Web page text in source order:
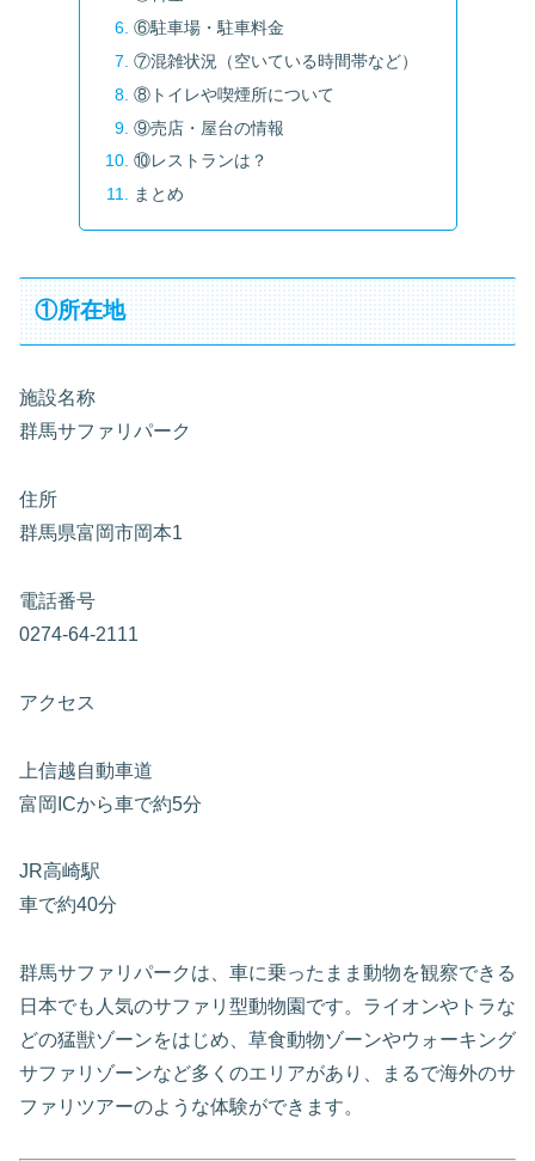
⑥駐車場・駐車料金
⑦混雑状況（空いている時間帯など）
⑧トイレや喫煙所について
⑨売店・屋台の情報
⑩レストランは？
まとめ
①所在地
施設名称
群馬サファリパーク
住所
群馬県富岡市岡本1
電話番号
0274-64-2111
アクセス
上信越自動車道
富岡ICから車で約5分
JR高崎駅
車で約40分
群馬サファリパークは、車に乗ったまま動物を観察できる
日本でも人気のサファリ型動物園です。ライオンやトラな
どの猛獣ゾーンをはじめ、草食動物ゾーンやウォーキング
サファリゾーンなど多くのエリアがあり、まるで海外のサ
ファリツアーのような体験ができます。